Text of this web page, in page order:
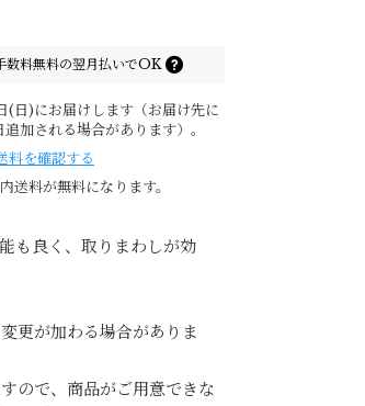
数料無料の翌月払いでOK
日)にお届けします（お届け先に
加される場合があります）。
料を確認する
料が無料になります。
も良く、取りまわしが効
更が加わる場合がありま
ので、商品がご用意できな